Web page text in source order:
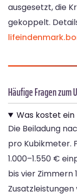
ausgesetzt, die
gekoppelt.
Häufige Fragen zum
Was kostet ein
Die Beiladung
pro Kubikmeter.
1.000–1.550 €
bis vier Zimmern